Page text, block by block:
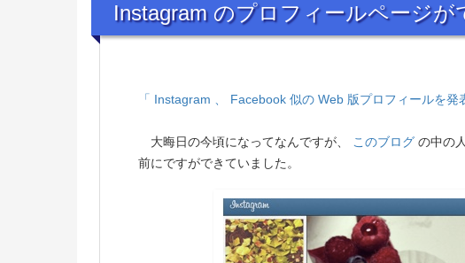
Instagram のプロフィールページが
「 Instagram 、 Facebook 似の Web 版プロフィールを発
大晦日の今頃になってなんですが、 このブログ の中の
前にですができていました。